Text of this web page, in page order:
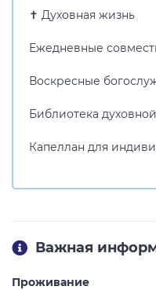
✝ Духовная жизнь
Ежедневные
Воскресные
Библиотека
Капеллан для
Важная
Проживание